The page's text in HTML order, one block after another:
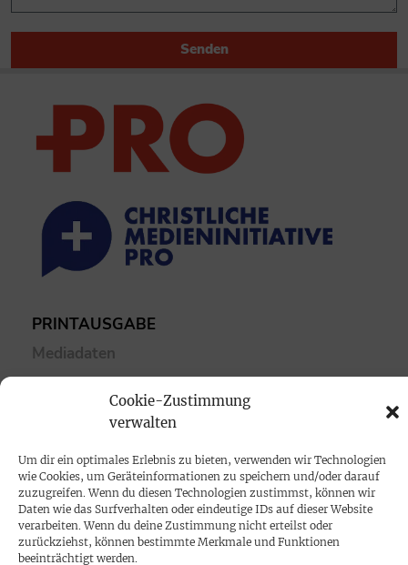
Cookie-Zustimmung
verwalten
Um dir ein optimales Erlebnis zu bieten, verwenden wir Technologien
wie Cookies, um Geräteinformationen zu speichern und/oder darauf
zuzugreifen. Wenn du diesen Technologien zustimmst, können wir
Daten wie das Surfverhalten oder eindeutige IDs auf dieser Website
verarbeiten. Wenn du deine Zustimmung nicht erteilst oder
zurückziehst, können bestimmte Merkmale und Funktionen
beeinträchtigt werden.
Senden
PRINTAUSGABE
Mediadaten
PROKOMPAKT
SPENDEN
Datenschutz